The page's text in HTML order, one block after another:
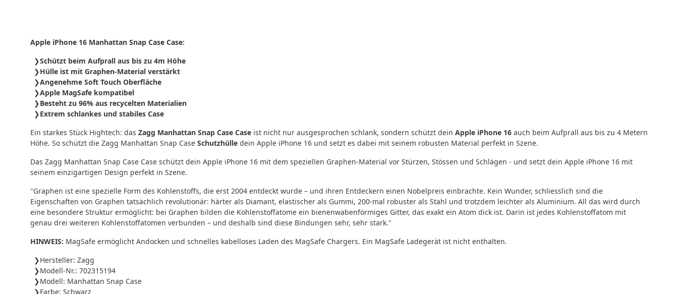
Apple iPhone 16 Manhattan Snap Case Case:
Schützt beim Aufprall aus bis zu 4m Höhe
Hülle ist mit Graphen-Material verstärkt
Angenehme Soft Touch Oberfläche
Apple MagSafe kompatibel
Besteht zu 96% aus recycelten Materialien
Extrem schlankes und stabiles Case
Ein starkes Stück Hightech: das Zagg Manhattan Snap Case Case ist nicht nur ausgesprochen schlank, sondern schützt dein Apple iPhone 16 auch beim Aufprall aus bis zu 4 Metern
Höhe. So schützt die Zagg Manhattan Snap Case Schutzhülle dein Apple iPhone 16 und setzt es dabei mit seinem robusten Material perfekt in Szene.
Das Zagg Manhattan Snap Case Case schützt dein Apple iPhone 16 mit dem speziellen Graphen-Material vor Stürzen, Stössen und Schlägen - und setzt dein Apple iPhone 16 mit
seinem einzigartigen Design perfekt in Szene.
"Graphen ist eine spezielle Form des Kohlenstoffs, die erst 2004 entdeckt wurde – und ihren Entdeckern einen Nobelpreis einbrachte. Kein Wunder, schliesslich sind die
Eigenschaften von Graphen tatsächlich revolutionär: härter als Diamant, elastischer als Gummi, 200-mal robuster als Stahl und trotzdem leichter als Aluminium. All das wird durch
eine besondere Struktur ermöglicht: bei Graphen bilden die Kohlenstoffatome ein bienenwabenförmiges Gitter, das exakt ein Atom dick ist. Darin ist jedes Kohlenstoffatom mit
genau drei weiteren Kohlenstoffatomen verbunden – und deshalb sind diese Bindungen sehr, sehr stark."
HINWEIS: MagSafe ermöglicht Andocken und schnelles kabelloses Laden des MagSafe Chargers. Ein MagSafe Ladegerät ist nicht enthalten.
Hersteller: Zagg
Modell-Nr.: 702315194
Modell: Manhattan Snap Case
Farbe: Schwarz